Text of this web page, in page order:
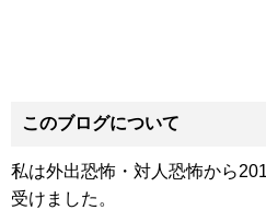
このブログについて
私は外出恐怖・対人恐怖から
受けました。